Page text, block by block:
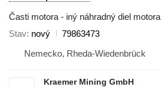
Časti motora - iný náhradný diel motora
Stav nový
79863473
Nemecko, Rheda-Wiedenbrück
Kraemer Mining GmbH